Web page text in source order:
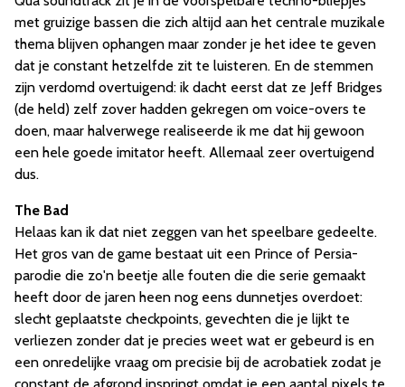
met gruizige bassen die zich altijd aan het centrale muzikale
thema blijven ophangen maar zonder je het idee te geven
dat je constant hetzelfde zit te luisteren. En de stemmen
zijn verdomd overtuigend: ik dacht eerst dat ze Jeff Bridges
(de held) zelf zover hadden gekregen om voice-overs te
doen, maar halverwege realiseerde ik me dat hij gewoon
een hele goede imitator heeft. Allemaal zeer overtuigend
dus.
The Bad
Helaas kan ik dat niet zeggen van het speelbare gedeelte.
Het gros van de game bestaat uit een Prince of Persia-
parodie die zo'n beetje alle fouten die die serie gemaakt
heeft door de jaren heen nog eens dunnetjes overdoet:
slecht geplaatste checkpoints, gevechten die je lijkt te
verliezen zonder dat je precies weet wat er gebeurd is en
een onredelijke vraag om precisie bij de acrobatiek zodat je